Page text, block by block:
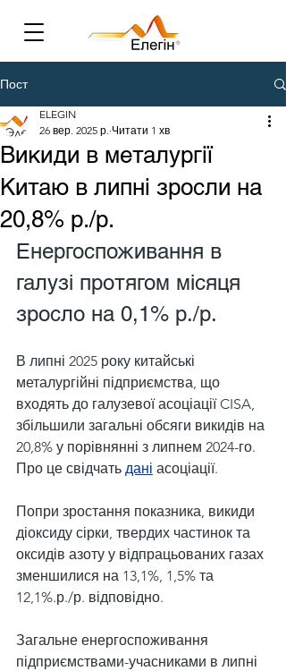
Пост
Викиди в металургії
Китаю в липні зросли на
20,8% р./р.
ELEGIN
26 вер. 2025 р. Читати 1 хв
Енергоспоживання в
галузі протягом місяця
зросло на 0,1% р./р.
В липні 2025 року китайські
металургійні підприємства, що
входять до галузевої асоціації CISA,
збільшили загальні обсяги викидів на
20,8% у порівнянні з липнем 2024-го.
Про це свідчать дані асоціації.
Попри зростання показника, викиди
діоксиду сірки, твердих частинок та
оксидів азоту у відпрацьованих газах
зменшилися на 13,1%, 1,5% та
12,1%.р./р. відповідно.
Загальне енергоспоживання
підприємствами-учасниками в липні